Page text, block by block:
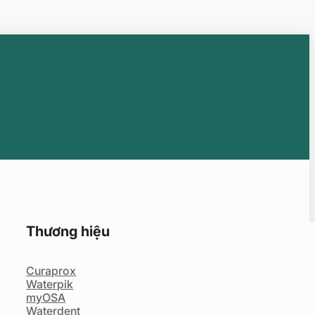
Thương hiệu
Curaprox
Waterpik
myOSA
Waterdent